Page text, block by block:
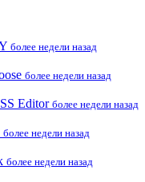
более недели назад
более недели назад
Editor более недели назад
более недели назад
более недели назад